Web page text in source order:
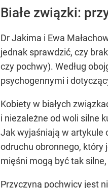
Białe związki:
Dr Jakima i Ewa
jednak sprawdzić, czy
czy pochwy). Według
psychogennymi i
Kobiety w białych
i niezależne od woli silne
Jak wyjaśniają w artykule
odruchu obronnego, który
mięśni mogą być tak
Przyczyną pochwicy jest